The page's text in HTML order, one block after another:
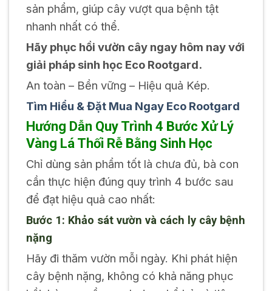
sản phẩm, giúp cây vượt qua bệnh tật
nhanh nhất có thể.
Hãy phục hồi vườn cây ngay hôm nay với
giải pháp sinh học Eco Rootgard.
An toàn – Bền vững – Hiệu quả Kép.
Tìm Hiểu & Đặt Mua Ngay Eco Rootgard
Hướng Dẫn Quy Trình 4 Bước Xử Lý
Vàng Lá Thối Rễ Bằng Sinh Học
Chỉ dùng sản phẩm tốt là chưa đủ, bà con
cần thực hiện đúng quy trình 4 bước sau
để đạt hiệu quả cao nhất:
Bước 1: Khảo sát vườn và cách ly cây bệnh
nặng
Hãy đi thăm vườn mỗi ngày. Khi phát hiện
cây bệnh nặng, không có khả năng phục